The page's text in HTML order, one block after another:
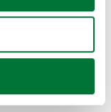
geográfica
activamente
(huellas
procesan sus